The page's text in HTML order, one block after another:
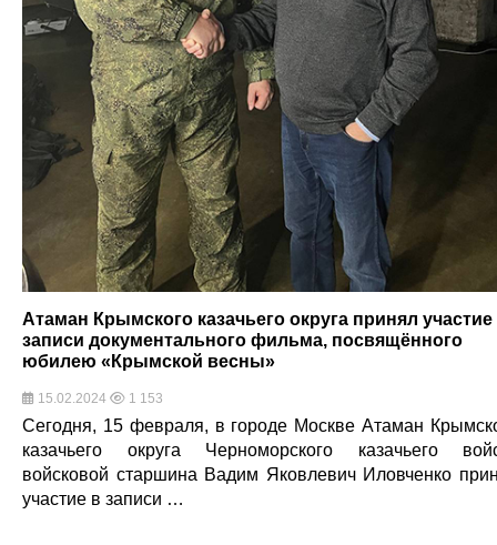
Атаман Крымского казачьего округа принял участие
записи документального фильма, посвящённого
юбилею «Крымской весны»
15.02.2024 1 153
Сегодня, 15 февраля, в городе Москве Атаман
казачьего округа Черноморского казачьего
войсковой старшина Вадим Яковлевич Иловченко
участие в записи …